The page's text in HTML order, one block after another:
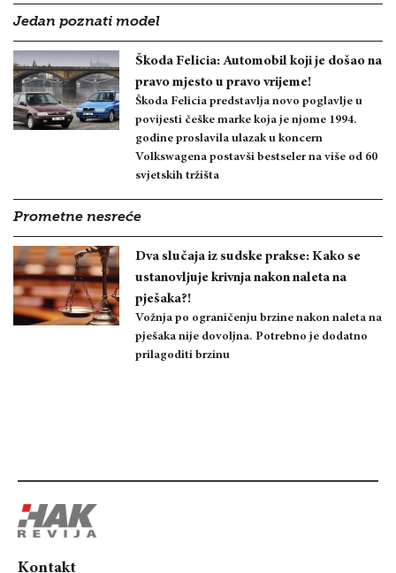
Jedan poznati model
Škoda Felicia: Automobil koji je došao na
pravo mjesto u pravo vrijeme!
Škoda Felicia predstavlja novo poglavlje u
povijesti češke marke koja je njome 1994.
godine proslavila ulazak u koncern
Volkswagena postavši bestseler na više od 60
svjetskih tržišta
Prometne nesreće
Dva slučaja iz sudske prakse: Kako se
ustanovljuje krivnja nakon naleta na
pješaka?!
Vožnja po ograničenju brzine nakon naleta na
pješaka nije dovoljna. Potrebno je dodatno
prilagoditi brzinu
Kontakt